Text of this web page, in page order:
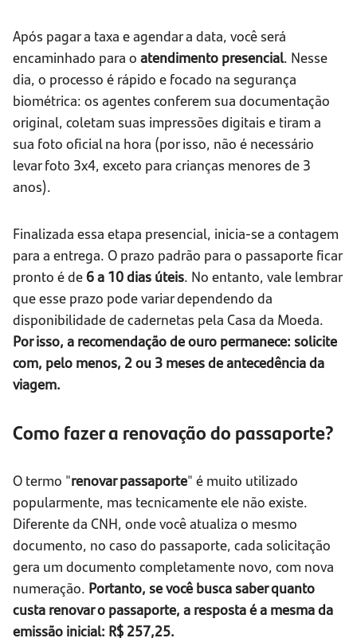
Após pagar a taxa e agendar a data, você será
encaminhado para o atendimento presencial. Nesse
dia, o processo é rápido e focado na segurança
biométrica: os agentes conferem sua documentação
original, coletam suas impressões digitais e tiram a
sua foto oficial na hora (por isso, não é necessário
levar foto 3x4, exceto para crianças menores de 3
anos).
Finalizada essa etapa presencial, inicia-se a contagem
para a entrega. O prazo padrão para o passaporte ficar
pronto é de 6 a 10 dias úteis. No entanto, vale lembrar
que esse prazo pode variar dependendo da
disponibilidade de cadernetas pela Casa da Moeda.
Por isso, a recomendação de ouro permanece: solicite
com, pelo menos, 2 ou 3 meses de antecedência da
viagem.
Como fazer a renovação do passaporte?
O termo "renovar passaporte" é muito utilizado
popularmente, mas tecnicamente ele não existe.
Diferente da CNH, onde você atualiza o mesmo
documento, no caso do passaporte, cada solicitação
gera um documento completamente novo, com nova
numeração. Portanto, se você busca saber quanto
custa renovar o passaporte, a resposta é a mesma da
emissão inicial: R$ 257,25.